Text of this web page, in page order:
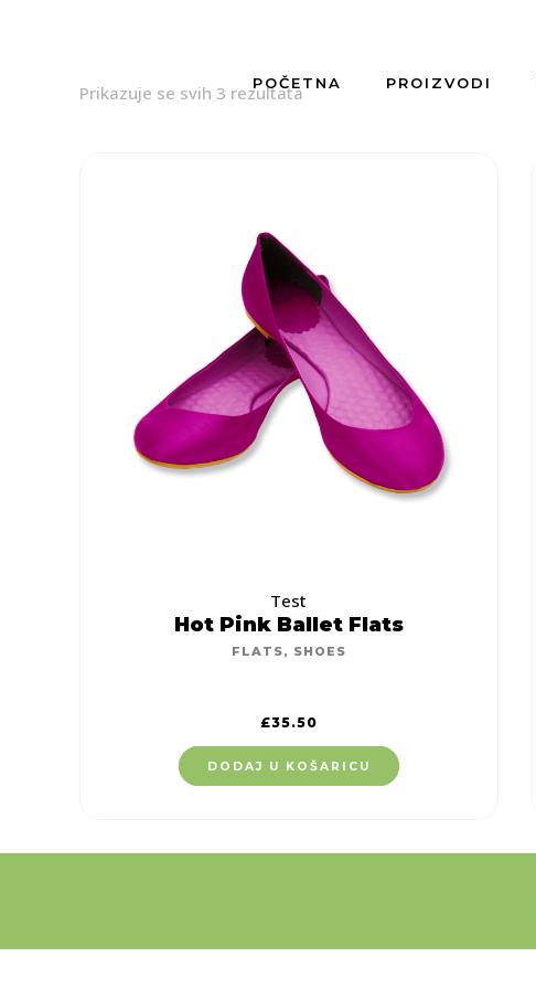
POČETNA PROIZVODI
Prikazuje se svih 3 rezultata
Test
Hot Pink Ballet Flats
FLATS, SHOES
£35.50
DODAJ U KOŠARICU